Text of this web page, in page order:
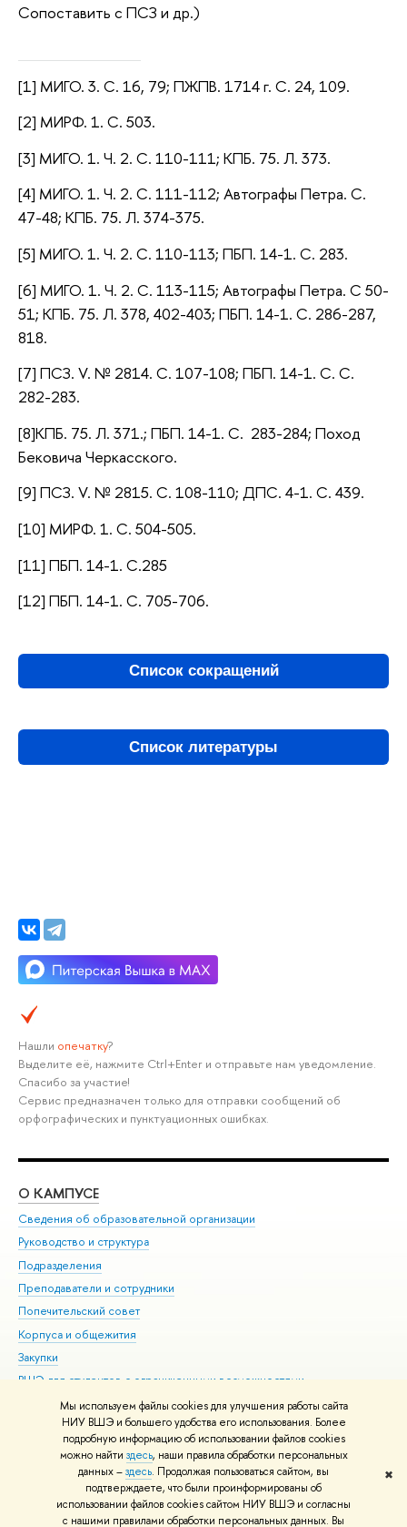
Мы используем файлы cookies для улучшения работы сайта
НИУ ВШЭ и большего удобства его использования. Более
подробную информацию об использовании файлов cookies
можно найти здесь, наши правила обработки персональных
данных –здесь. Продолжая пользоваться сайтом, вы
подтверждаете, что были проинформированы об
использовании файлов cookies сайтом НИУ ВШЭ и согласны
с нашими правилами обработки персональных данных. Вы
✖
Сопоставить с ПСЗ и др.)
[1] МИГО. 3. С. 16, 79; ПЖПВ. 1714 г. С. 24, 109.
[2] МИРФ. 1. С. 503.
[3] МИГО. 1. Ч. 2. С. 110-111; КПБ. 75. Л. 373.
[4] МИГО. 1. Ч. 2. С. 111-112; Автографы Петра. С.
47-48; КПБ. 75. Л. 374-375.
[5] МИГО. 1. Ч. 2. С. 110-113; ПБП. 14-1. С. 283.
[6] МИГО. 1. Ч. 2. С. 113-115; Автографы Петра. С 50-
51; КПБ. 75. Л. 378, 402-403; ПБП. 14-1. С. 286-287,
818.
[7] ПСЗ. V. № 2814. С. 107-108; ПБП. 14-1. С. С.
282-283.
[8]КПБ. 75. Л. 371.; ПБП. 14-1. С. 283-284; Поход
Бековича Черкасского.
[9] ПСЗ. V. № 2815. С. 108-110; ДПС. 4-1. С. 439.
[10] МИРФ. 1. С. 504-505.
[11] ПБП. 14-1. С.285
[12] ПБП. 14-1. С. 705-706.
Список сокращений
Список литературы
Нашли опечатку?
Выделите её, нажмите Ctrl+Enter и отправьте нам уведомление.
Спасибо за участие!
Сервис предназначен только для отправки сообщений об
орфографических и пунктуационных ошибках.
О КАМПУСЕ
Сведения об образовательной организации
Руководство и структура
Подразделения
Преподаватели и сотрудники
Попечительский совет
Корпуса и общежития
Закупки
ВШЭ для студентов с ограниченными возможностями
здоровья и инвалидностью
Версия для слабовидящих
Единая платежная страница
© НИУ ВШЭ 1993–2026 Адреса и контакты Условия использования
материалов Политика конфиденциальности Карта сайта